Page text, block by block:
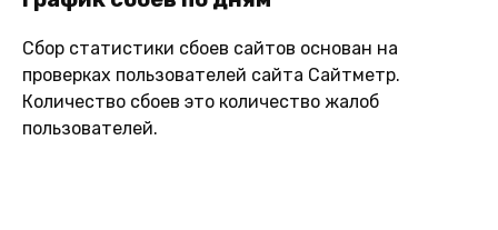
Сбор статистики сбоев сайтов основан на
проверках пользователей сайта Сайтметр.
Количество сбоев это количество жалоб
пользователей.